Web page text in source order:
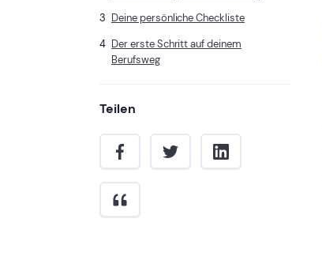
Deine persönliche Checkliste
Der erste Schritt auf deinem
Berufsweg
Teilen